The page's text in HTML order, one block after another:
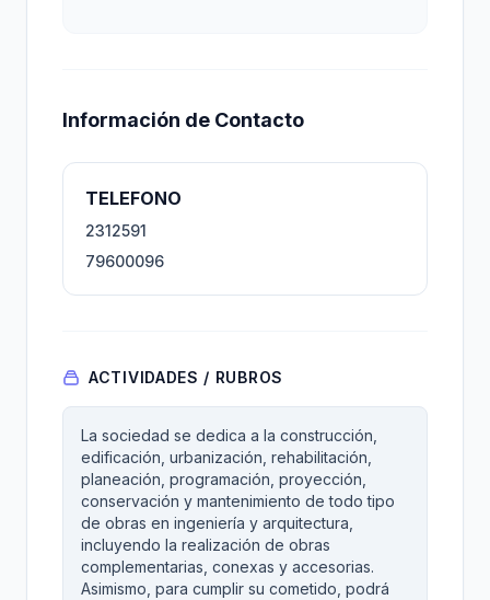
Información de Contacto
TELEFONO
2312591
79600096
ACTIVIDADES / RUBROS
La sociedad se dedica a la construcción,
edificación, urbanización, rehabilitación,
planeación, programación, proyección,
conservación y mantenimiento de todo tipo
de obras en ingeniería y arquitectura,
incluyendo la realización de obras
complementarias, conexas y accesorias.
Asimismo, para cumplir su cometido, podrá